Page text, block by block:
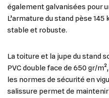
également galvanisées pour
L’armature du stand pèse
stable et robuste.
La toiture et la jupe du stand
PVC double face de 650 gr/
les normes de sécurité en
salissure permet de